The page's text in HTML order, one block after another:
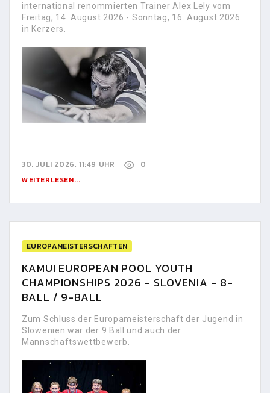
international renommierten Trainer Alex Lely vom
Freitag, 14. August 2026 - Sonntag, 16. August 2026
in Kerzers.
30. JULI 2026, 11:49 UHR
0
WEITERLESEN...
EUROPAMEISTERSCHAFTEN
KAMUI EUROPEAN POOL YOUTH
CHAMPIONSHIPS 2026 - SLOVENIA - 8-
BALL / 9-BALL
Zum Schluss der Europameisterschaft der Jugend in
Slowenien war der 9 Ball und auch der
Mannschaftswettbewerb.